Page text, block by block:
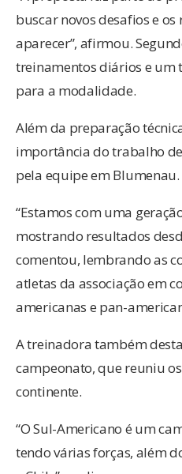
buscar novos desafios e
aparecer”, afirmou.
treinamentos diários e um
para a modalidade.
Além da preparação
importância do trabalho
pela equipe em Blumenau.
“Estamos com uma
mostrando resultados
comentou, lembrando as
atletas da associação em
americanas e pan-
A treinadora também
campeonato, que reuniu
continente.
“O Sul-Americano é um
tendo várias forças, além